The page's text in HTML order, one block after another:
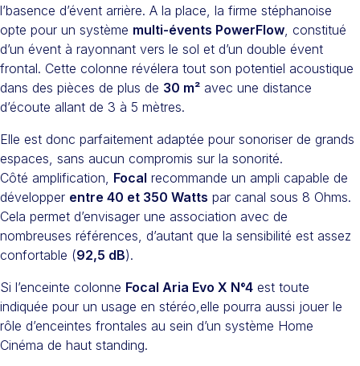
l’basence d’évent arrière. A la place, la firme stéphanoise
opte pour un système multi-évents PowerFlow , constitué
d’un évent à rayonnant vers le sol et d’un double évent
frontal. Cette colonne révélera tout son potentiel acoustique
dans des pièces de plus de 30 m² avec une distance
d’écoute allant de 3 à 5 mètres.
Elle est donc parfaitement adaptée pour sonoriser de grands
espaces, sans aucun compromis sur la sonorité.
Côté amplification, Focal recommande un ampli capable de
développer entre 40 et 350 Watts par canal sous 8 Ohms.
Cela permet d’envisager une association avec de
nombreuses références, d’autant que la sensibilité est assez
confortable (92,5 dB).
Si l’enceinte colonne Focal Aria Evo X N°4 est toute
indiquée pour un usage en stéréo,elle pourra aussi jouer le
rôle d’enceintes frontales au sein d’un système Home
Cinéma de haut standing.